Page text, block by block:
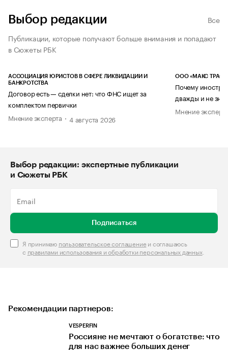
Выбор редакции
Все
Публикации, которые получают больше внимания и попадают
в Сюжеты РБК
АССОЦИАЦИЯ ЮРИСТОВ В СФЕРЕ ЛИКВИДАЦИИ И
БАНКРОТСТВА
Договор есть — сделки нет: что ФНС ищет за
комплектом первички
Мнение эксперта
4 августа 2026
ООО «МАКС ТРАСТ»
Почему
дважды и не
Мнение
Выбор редакции: экспертные публикации
и Сюжеты РБК
Подписаться
Я принимаю пользовательское соглашениеи соглашаюсь
с правилами использования и обработки персональных данных.
Рекомендации партнеров:
VESPERFIN
Россияне не мечтают о богатстве: что
для нас важнее больших денег